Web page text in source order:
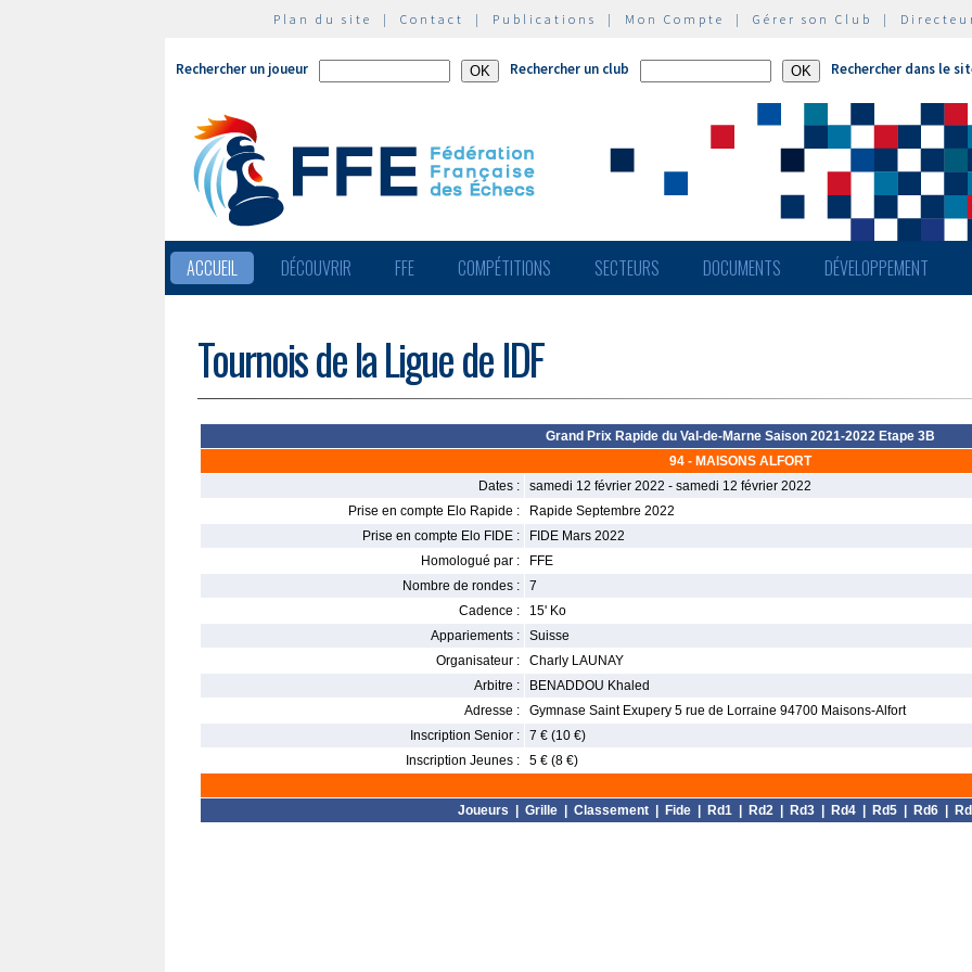
Plan du site | Contact | Publications | Mon Compte | Gérer son Club |
Rechercher un joueur Rechercher un club Rechercher dans le
ACCUEIL DÉCOUVRIR FFE COMPÉTITIONS SECTEURS DOCUMENTS DÉVELOPPEMENT
Tournois de la Ligue de IDF
Grand Prix Rapide du Val-de-Marne Saison 2021-2022 Etape 3B
94 - MAISONS ALFORT
Dates :
samedi 12 février 2022 - samedi 12 février 2022
Prise en compte Elo Rapide :
Rapide Septembre 2022
Prise en compte Elo FIDE :
FIDE Mars 2022
Homologué par :
FFE
Nombre de rondes :
7
Cadence :
15' Ko
Appariements :
Suisse
Organisateur :
Charly LAUNAY
Arbitre :
BENADDOU Khaled
Adresse :
Gymnase Saint Exupery 5 rue de Lorraine 94700 Maisons-Alfort
Inscription Senior :
7 € (10 €)
Inscription Jeunes :
5 € (8 €)
Joueurs Grille Classement Fide Rd1 Rd2 Rd3 Rd4 Rd5 Rd6